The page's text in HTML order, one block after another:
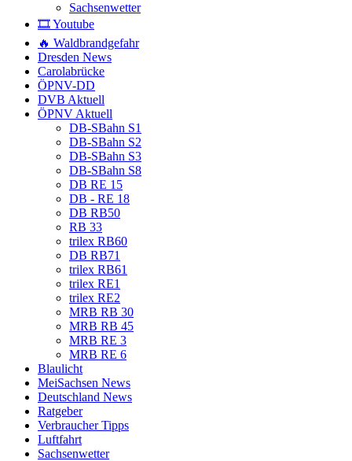
Sachsenwetter
🎞️ Youtube
🔥 Waldbrandgefahr
Dresden News
Carolabrücke
ÖPNV-DD
DVB Aktuell
ÖPNV Aktuell
DB-SBahn S1
DB-SBahn S2
DB-SBahn S3
DB-SBahn S8
DB RE 15
DB - RE 18
DB RB50
RB 33
trilex RB60
DB RB71
trilex RB61
trilex RE1
trilex RE2
MRB RB 30
MRB RB 45
MRB RE 3
MRB RE 6
Blaulicht
MeiSachsen News
Deutschland News
Ratgeber
Verbraucher Tipps
Luftfahrt
Sachsenwetter